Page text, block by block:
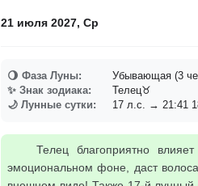
21 июля 2027, Ср
🌖 Фаза Луны:
Убывающая (3
✨ Знак зодиака:
Телец♉
🌙 Лунные сутки:
17 л.с. → 21:41
Телец благоприятно
эмоциональном фоне, даст